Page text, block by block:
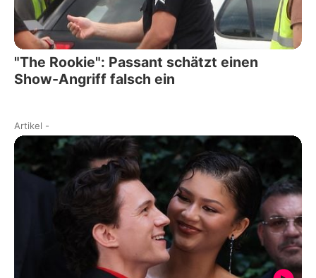
"The Rookie": Passant schätzt einen
Show-Angriff falsch ein
Artikel -